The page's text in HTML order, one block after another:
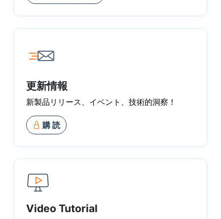
更新情報
新製品リリース、イベント、技術的洞察！
購 読
Video Tutorial